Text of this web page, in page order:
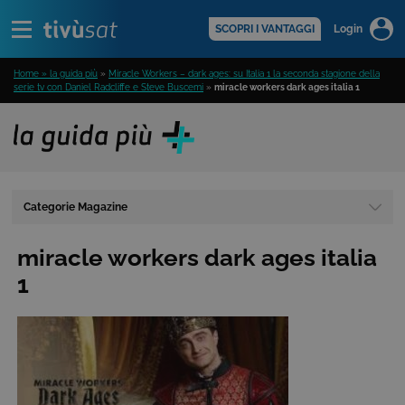
SCOPRI I VANTAGGI Login
Home » la guida più » Miracle Workers – dark ages: su Italia 1 la seconda stagione della
serie tv con Daniel Radcliffe e Steve Buscemi » miracle workers dark ages italia 1
Categorie Magazine
miracle workers dark ages italia
1